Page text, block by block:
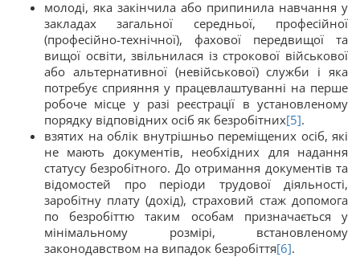
молоді, яка закінчила або припинила навчання у
закладах загальної середньої, професійної
(професійно-технічної), фахової передвищої та
вищої освіти, звільнилася із строкової військової
або альтернативної (невійськової) служби і яка
потребує сприяння у працевлаштуванні на перше
робоче місце у разі реєстрації в установленому
порядку відповідних осіб як безробітних[5].
взятих на облік внутрішньо переміщених осіб, які
не мають документів, необхідних для надання
статусу безробітного. До отримання документів та
відомостей про періоди трудової діяльності,
заробітну плату (дохід), страховий стаж допомога
по безробіттю таким особам призначається у
мінімальному розмірі, встановленому
законодавством на випадок безробіття[6].